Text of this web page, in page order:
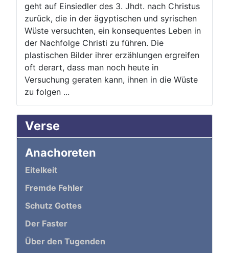
geht auf Einsiedler des 3. Jhdt. nach Christus
zurück, die in der ägyptischen und syrischen
Wüste versuchten, ein konsequentes Leben in
der Nachfolge Christi zu führen. Die
plastischen Bilder ihrer erzählungen ergreifen
oft derart, dass man noch heute in
Versuchung geraten kann, ihnen in die Wüste
zu folgen ...
Verse
Anachoreten
Eitelkeit
Fremde Fehler
Schutz Gottes
Der Faster
Über den Tugenden